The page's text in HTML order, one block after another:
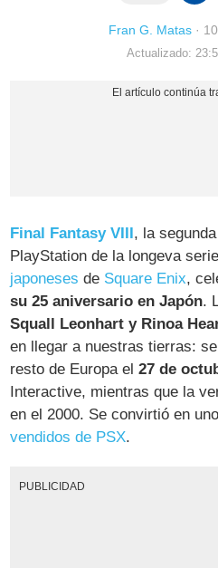
Fran G. Matas ·
Actualizado:
Final Fantasy VIII, la
PlayStation de la longeva
japoneses de Square Enix,
su 25 aniversario en Japón.
Squall Leonhart y Rinoa
en llegar a nuestras tierras:
resto de Europa el27 de
Interactive, mientras que la
en el 2000. Se convirtió en
vendidos de PSX.
PUBLICIDAD